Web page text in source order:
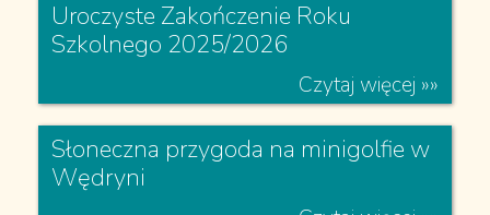
Uroczyste Zakończenie Roku
Szkolnego 2025/2026
Czytaj więcej »»